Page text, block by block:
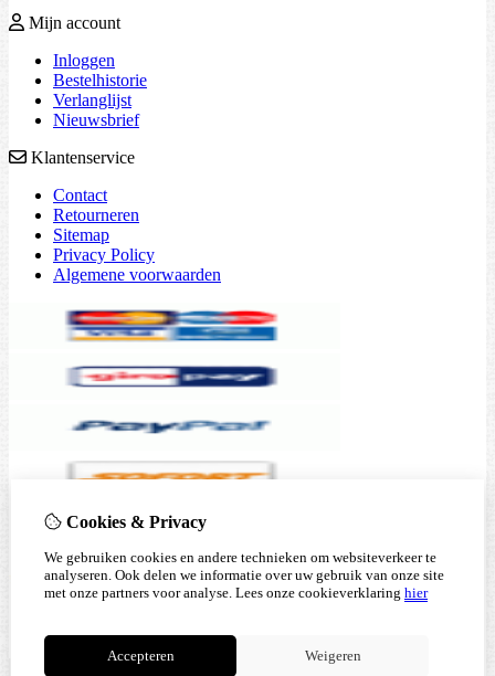
Mijn account
Inloggen
Bestelhistorie
Verlanglijst
Nieuwsbrief
Klantenservice
Contact
Retourneren
Sitemap
Privacy Policy
Algemene voorwaarden
Cookies & Privacy
We gebruiken cookies en andere technieken om websiteverkeer te
analyseren. Ook delen we informatie over uw gebruik van onze site
met onze partners voor analyse. Lees onze cookieverklaring hier
Accepteren Weigeren